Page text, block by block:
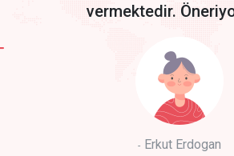
vermektedir.
Erkut Erdogan